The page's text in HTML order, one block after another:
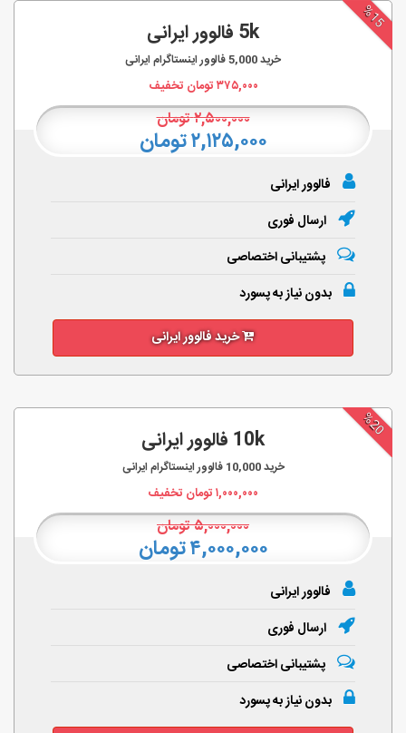
%15
5k فالوور ایرانی
خرید5,000فالوور اینستاگرام ایرانی
۳۷۵,۰۰۰تومان تخفیف
۲,۵۰۰,۰۰۰تومان
۲,۱۲۵,۰۰۰ تومان
فالوور ایرانی
ارسال فوری
پشتیبانی اختصاصی
بدون نیاز به پسورد
خرید فالوور ایرانی
%20
10k فالوور ایرانی
خرید10,000 فالوور اینستاگرام ایرانی
۱,۰۰۰,۰۰۰تومان تخفیف
۵,۰۰۰,۰۰۰تومان
۴,۰۰۰,۰۰۰ تومان
فالوور ایرانی
ارسال فوری
پشتیبانی اختصاصی
بدون نیاز به پسورد